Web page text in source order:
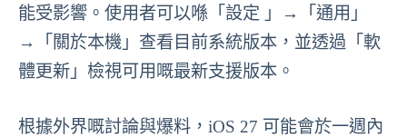
能受影響。使用者可以喺「設定 」→「通用」
→「關於本機」查看目前系統版本，並透過「軟
體更新」檢視可用嘅最新支援版本。
根據外界嘅討論與爆料，iOS 27 可能會於一週內